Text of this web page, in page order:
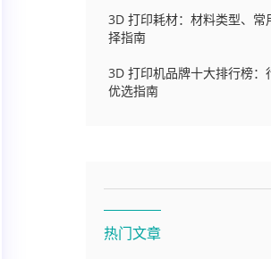
3D 打印耗材：材料类型、常
择指南
3D 打印机品牌十大排行榜：
优选指南
热门文章